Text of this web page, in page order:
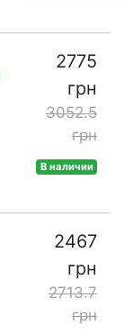
2775
грн
3052.5
грн
В наличии
2467
грн
2713.7
грн